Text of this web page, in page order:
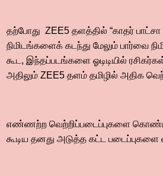
தற்போது ZEE5 தளத்தில் “காதர்
நிமிடங்களைக் கடந்து மேலும் பார்வை
கூட, இந்தப்படங்களை ஓடிடியில்
அதிலும் ZEE5 தளம் தமிழில் அதிக
எண்ணற்ற வெற்றிப்படைப்புகளை
கூடிய தனது அடுத்த கட்ட